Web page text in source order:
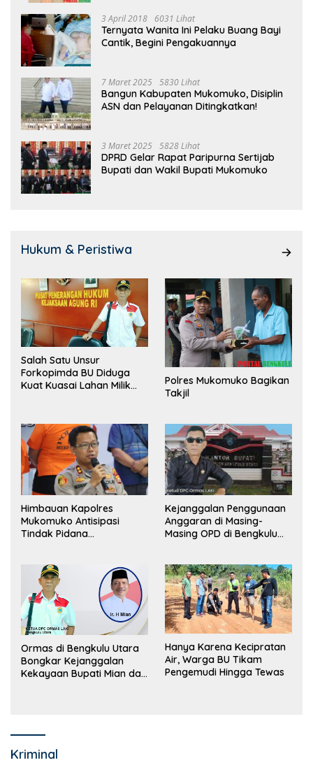
3 April 2018 6031 Lihat
Ternyata Wanita Ini Pelaku Buang Bayi
Cantik, Begini Pengakuannya
7 Maret 2025 5830 Lihat
Bangun Kabupaten Mukomuko, Disiplin
ASN dan Pelayanan Ditingkatkan!
3 Maret 2025 5828 Lihat
DPRD Gelar Rapat Paripurna Sertijab
Bupati dan Wakil Bupati Mukomuko
Hukum & Peristiwa
Salah Satu Unsur
Forkopimda BU Diduga
Kuat Kuasai Lahan Milik
Polres Mukomuko Bagikan
Takjil
Himbauan Kapolres
Mukomuko Antisipasi
Tindak Pidana
Kejanggalan Penggunaan
Anggaran di Masing-
Masing OPD di Bengkulu
Ormas di Bengkulu Utara
Bongkar Kejanggalan
Kekayaan Bupati Mian dan
Hanya Karena Kecipratan
Air, Warga BU Tikam
Pengemudi Hingga Tewas
Kriminal